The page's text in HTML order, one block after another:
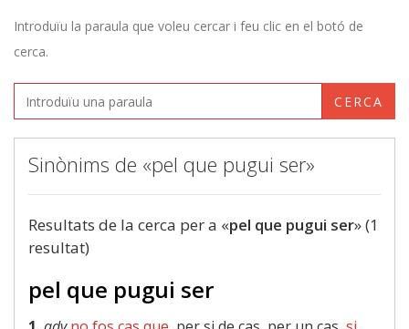
Introduïu la paraula que voleu cercar i feu clic en el botó de
cerca.
CERCA
Sinònims de «pel que pugui ser»
Resultats de la cerca per a «pel que pugui ser» (1
resultat)
pel que pugui ser